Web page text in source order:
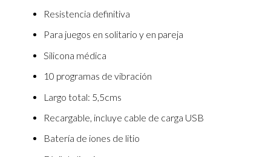
Resistencia definitiva
Para juegos en solitario y en pareja
Silicona médica
10 programas de vibración
Largo total: 5,5cms
Recargable, incluye cable de carga USB
Batería de iones de litio